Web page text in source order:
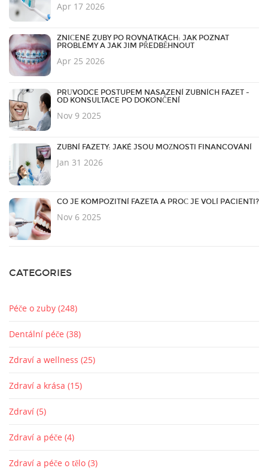
Apr 17 2026
ZNIČENÉ ZUBY PO ROVNÁTKÁCH: JAK POZNAT
PROBLÉMY A JAK JIM PŘEDBĚHNOUT
Apr 25 2026
PRŮVODCE POSTUPEM NASAZENÍ ZUBNÍCH FAZET -
OD KONSULTACE PO DOKONČENÍ
Nov 9 2025
ZUBNÍ FAZETY: JAKÉ JSOU MOŽNOSTI FINANCOVÁNÍ
Jan 31 2026
CO JE KOMPOZITNÍ FAZETA A PROČ JE VOLÍ PACIENTI?
Nov 6 2025
CATEGORIES
Péče o zuby (248)
Dentální péče (38)
Zdraví a wellness (25)
Zdraví a krása (15)
Zdraví (5)
Zdraví a péče (4)
Zdraví a péče o tělo (3)